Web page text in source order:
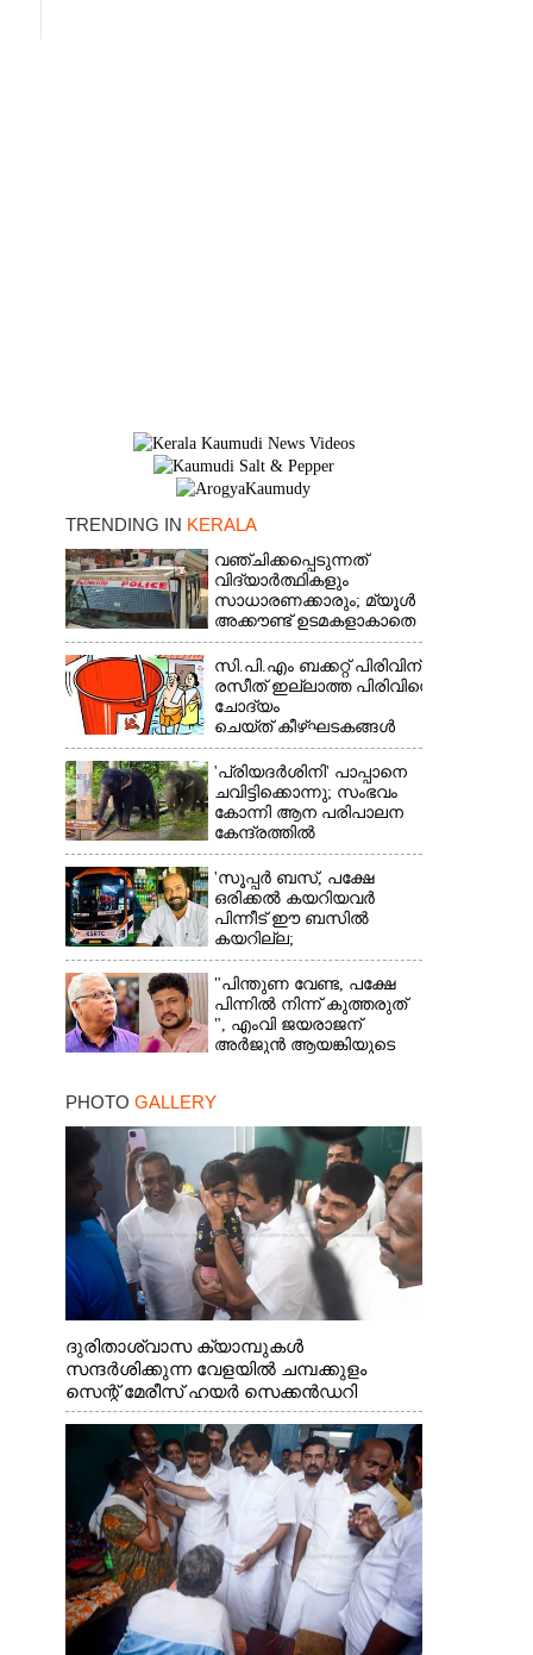
TRENDING IN KERALA
വഞ്ചിക്കപ്പെടുന്നത്
വിദ്യാർത്ഥികളും
സാധാരണക്കാരും; മ്യൂൾ
അക്കൗണ്ട് ഉടമകളാകാതെ
ശ്രദ്ധിക്കുക,
നിർദ്ദേശങ്ങളുമായി
പൊലീസ്
സി.പി.എം ബക്കറ്റ് പിരിവിന്:
രസീത് ഇല്ലാത്ത പിരിവിനെ
ചോദ്യം
ചെയ്ത് കീഴ്ഘടകങ്ങൾ
'പ്രിയദർശിനി' പാപ്പാനെ
ചവിട്ടിക്കൊന്നു; സംഭവം
കോന്നി ആന പരിപാലന
കേന്ദ്രത്തിൽ
'സൂപ്പർ ബസ്, പക്ഷേ
ഒരിക്കൽ കയറിയവർ
പിന്നീട് ഈ ബസിൽ
കയറില്ല;
കെഎസ്ആർടിസിക്ക്
നഷ്ടം അരലക്ഷം
രൂപയോളം'
"പിന്തുണ വേണ്ട,​ പക്ഷേ
പിന്നിൽ നിന്ന് കുത്തരുത്
", എംവി ജയരാജന്
അർജുൻ ആയങ്കിയുടെ
PHOTO GALLERY
ദുരിതാശ്വാസ ക്യാമ്പുകൾ
സന്ദർശിക്കുന്ന വേളയിൽ ചമ്പക്കുളം
സെന്റ് മേരീസ് ഹയർ സെക്കൻഡറി
സ്കൂളിലെ ക്യാമ്പിലെത്തിയ എ.ഐ.സി.സി
ജനറൽ സെക്രട്ടറി കെ.സി
വേണുഗോപാൽ എം.പി കുരുന്നിനെ
എടുത്ത് ലാളിച്ചപ്പോൾ. സഹകരണ-
എക്സൈസ് വകുപ്പ് മന്ത്രി എം. ലിജു,
കൃഷിവകുപ്പ് മന്ത്രി ടി. സിദ്ദിഖ്, റെജി
ചെറിയാൻ എം. എൽ. എ എന്നിവർ സമീപം
×